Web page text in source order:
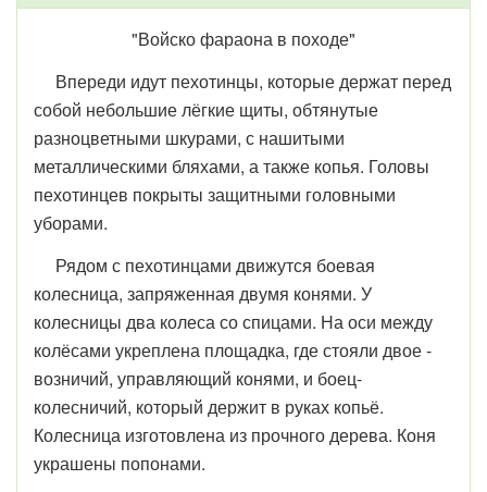
"Войско фараона в походе"
Впереди идут пехотинцы, которые держат перед
собой небольшие лёгкие щиты, обтянутые
разноцветными шкурами, с нашитыми
металлическими бляхами, а также копья. Головы
пехотинцев покрыты защитными головными
уборами.
Рядом с пехотинцами движутся боевая
колесница, запряженная двумя конями. У
колесницы два колеса со спицами. На оси между
колёсами укреплена площадка, где стояли двое -
возничий, управляющий конями, и боец-
колесничий, который держит в руках копьё.
Колесница изготовлена из прочного дерева. Коня
украшены попонами.